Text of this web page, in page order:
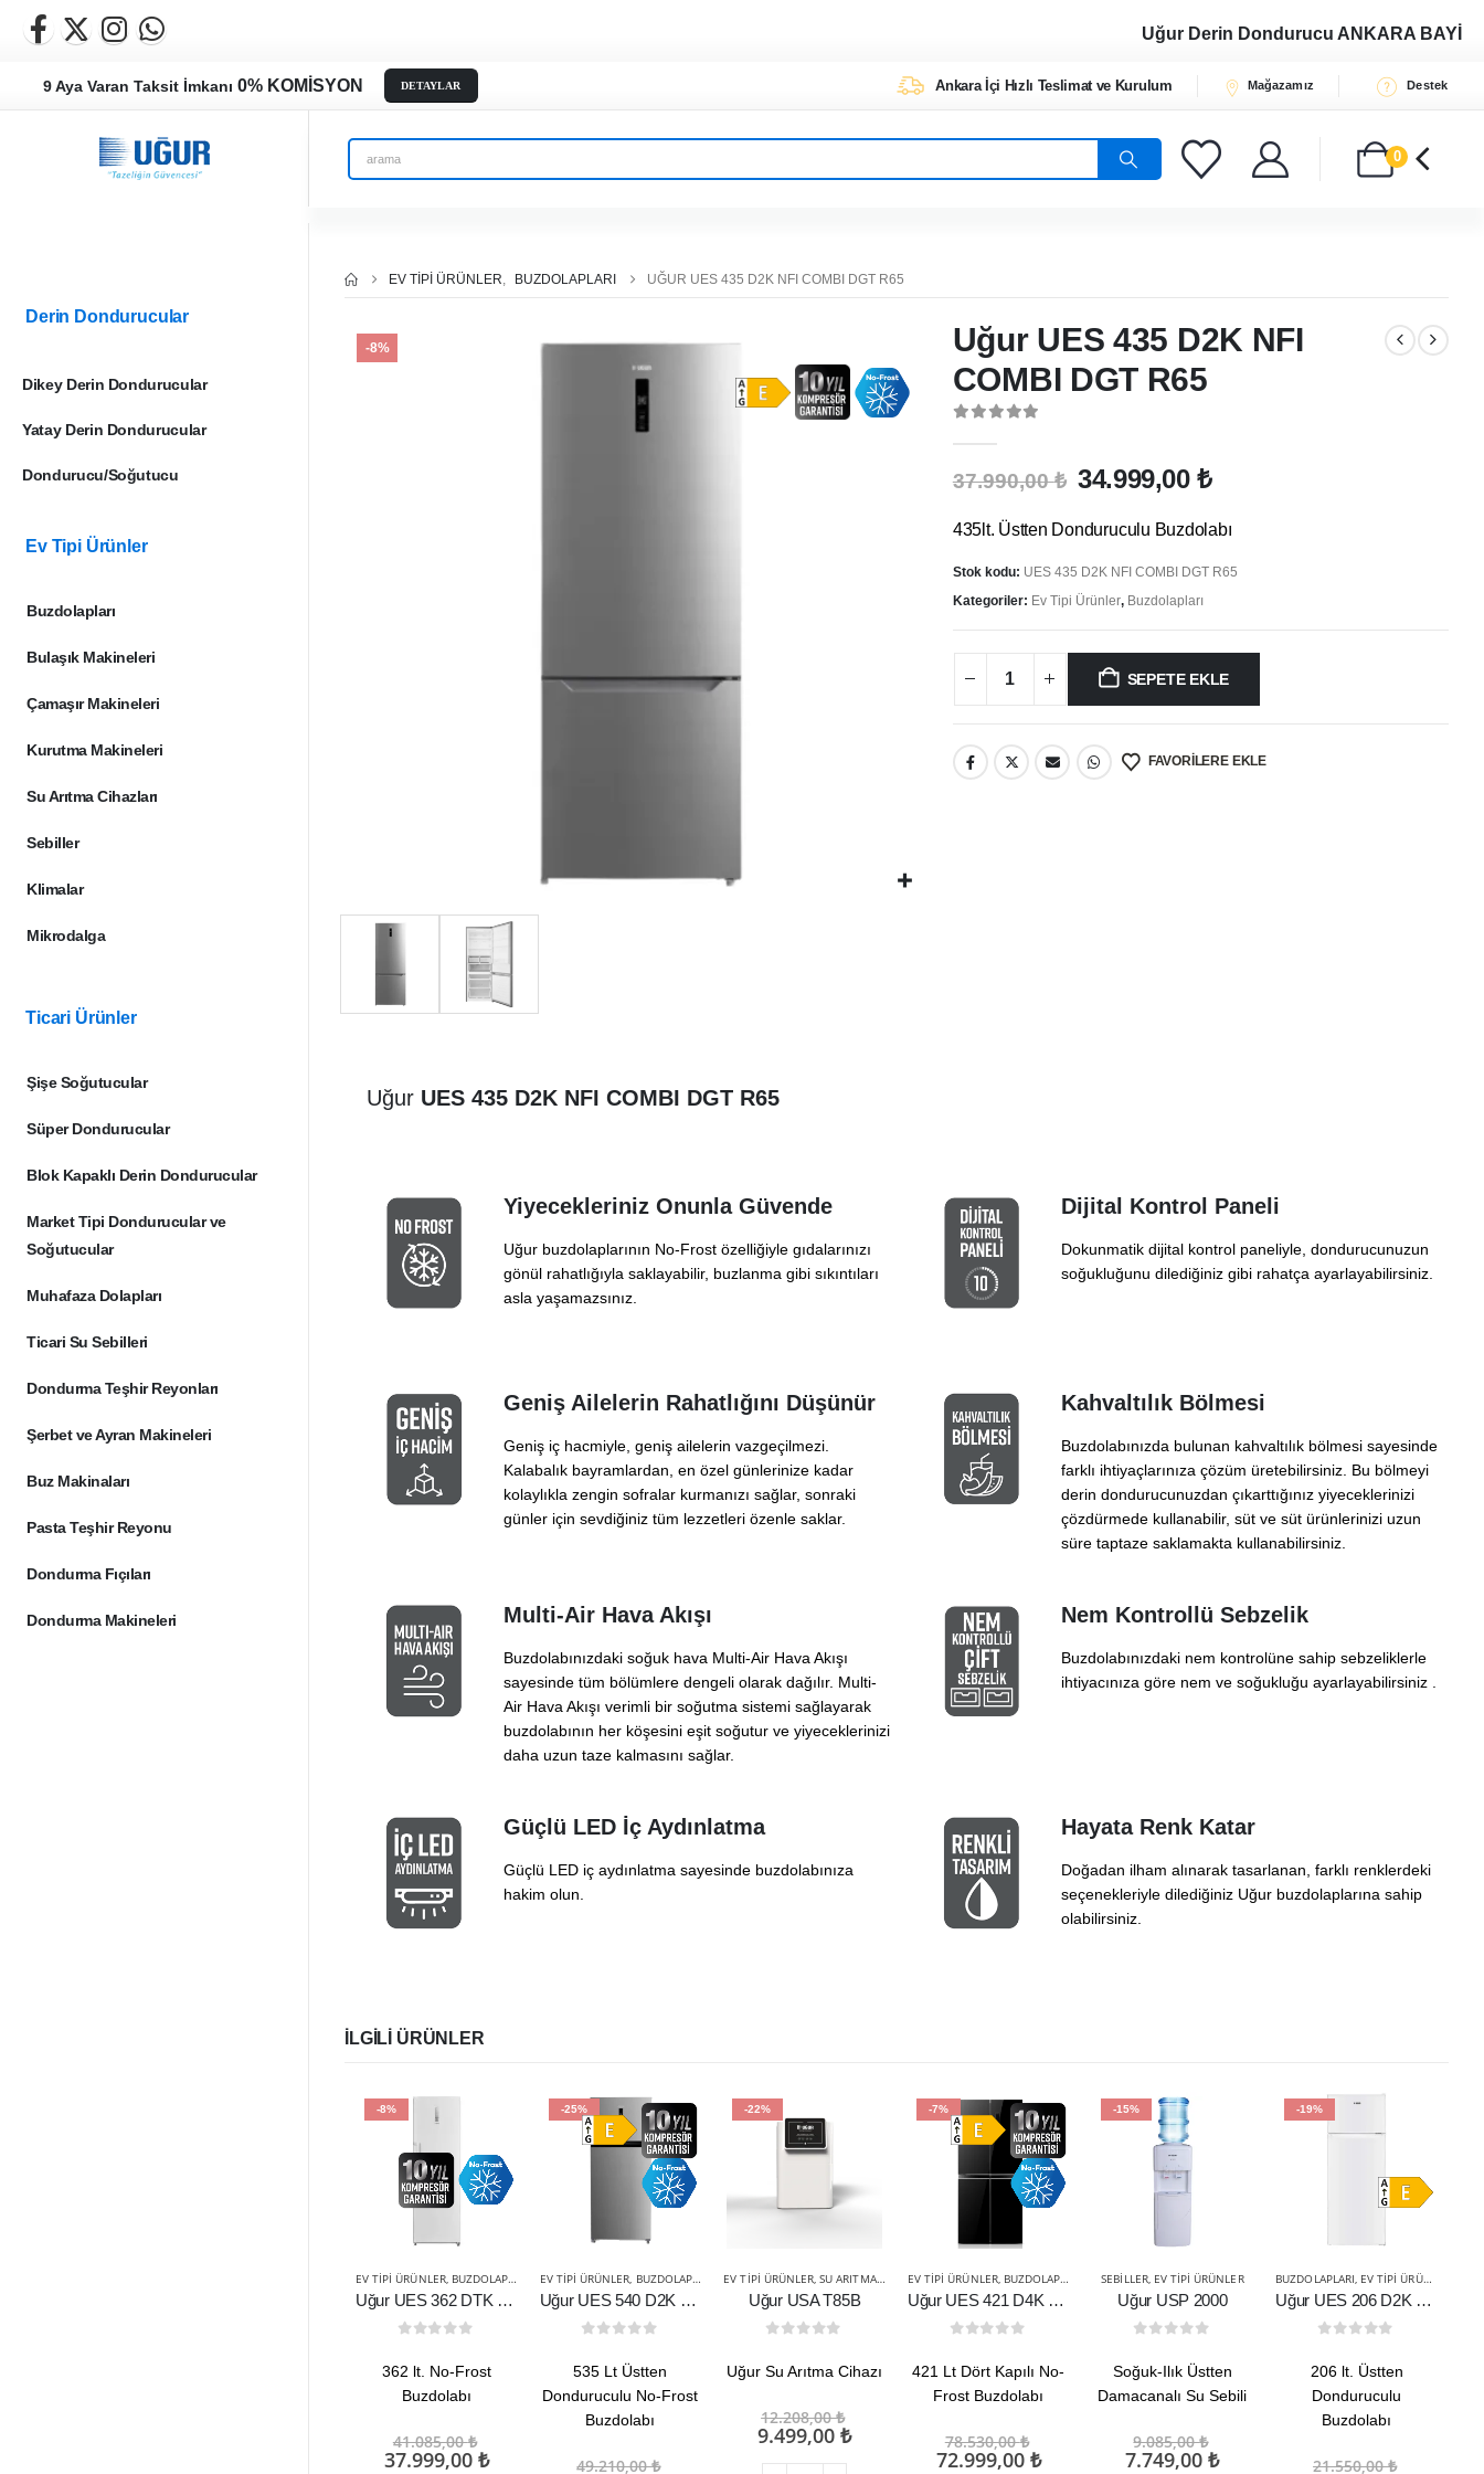
Uğur Derin Dondurucu ANKARA BAYİ
9 Aya Varan Taksit İmkanı 0% KOMİSYON DETAYLAR Ankara İçi Hızlı Teslimat ve Kurulum Mağazamız Destek
0
EV TIPI ÜRÜNLER, BUZDOLAPLARI UĞUR UES 435 D2K NFI COMBI DGT R65
-8%
Uğur UES 435 D2K NFI
COMBI DGT R65
37.990,00₺ Orijinal
37.990,00 ₺.
34.999,00 ₺Şu
fiyat:
435lt. Üstten Donduruculu Buzdolabı
Stok kodu: UES 435 D2K NFI COMBI DGT R65
Kategoriler: Ev Tipi Ürünler, Buzdolapları
SEPETE EKLE
FAVORILERE EKLE
Uğur UES 435 D2K NFI COMBI DGT R65
Yiyecekleriniz Onunla Güvende
Uğur buzdolaplarının No-Frost özelliğiyle gıdalarınızı
gönül rahatlığıyla saklayabilir, buzlanma gibi sıkıntıları
asla yaşamazsınız.
Dijital Kontrol Paneli
Dokunmatik dijital kontrol paneliyle, dondurucunuzun
soğukluğunu dilediğiniz gibi rahatça ayarlayabilirsiniz.
Geniş Ailelerin Rahatlığını Düşünür
Geniş iç hacmiyle, geniş ailelerin vazgeçilmezi.
Kalabalık bayramlardan, en özel günlerinize kadar
kolaylıkla zengin sofralar kurmanızı sağlar, sonraki
günler için sevdiğiniz tüm lezzetleri özenle saklar.
Kahvaltılık Bölmesi
Buzdolabınızda bulunan kahvaltılık bölmesi sayesinde
farklı ihtiyaçlarınıza çözüm üretebilirsiniz. Bu bölmeyi
derin dondurucunuzdan çıkarttığınız yiyeceklerinizi
çözdürmede kullanabilir, süt ve süt ürünlerinizi uzun
süre taptaze saklamakta kullanabilirsiniz.
Multi-Air Hava Akışı
Buzdolabınızdaki soğuk hava Multi-Air Hava Akışı
sayesinde tüm bölümlere dengeli olarak dağılır. Multi-
Air Hava Akışı verimli bir soğutma sistemi sağlayarak
buzdolabının her köşesini eşit soğutur ve yiyeceklerinizi
daha uzun taze kalmasını sağlar.
Nem Kontrollü Sebzelik
Buzdolabınızdaki nem kontrolüne sahip sebzeliklerle
ihtiyacınıza göre nem ve soğukluğu ayarlayabilirsiniz .
Güçlü LED İç Aydınlatma
Güçlü LED iç aydınlatma sayesinde buzdolabınıza
hakim olun.
Hayata Renk Katar
Doğadan ilham alınarak tasarlanan, farklı renklerdeki
seçenekleriyle dilediğiniz Uğur buzdolaplarına sahip
olabilirsiniz.
İLGILI ÜRÜNLER
-8%
EV TIPI ÜRÜNLER, BUZDOLAPLARI
Uğur UES 362 DTK NF DGT R66
362 lt. No-Frost
Buzdolabı
41.085,00₺
fiyat:
37.999,00 ₺Şu
-25%
EV TIPI ÜRÜNLER BUZDOLAPLARI
Uğur UES 540 D2K NFI DGT R65
535 Lt Üstten
Donduruculu No-Frost
Buzdolabı
49.210,00₺
-22%
EV TIPI ÜRÜNLER ,SU ARITMA CIHAZLARI
Uğur USA T85B
Uğur Su Arıtma Cihazı
12.208,00₺
fiyat:
12.208,00 ₺.
9.499,00₺Şu
-7%
EV TIPI ÜRÜNLER, BUZDOLAPLARI
Uğur UES 421 D4K NFSC DGT R65
421 Lt Dört Kapılı No-
Frost Buzdolabı
78.530,00₺
fiyat:
72.999,00 ₺Şu
-15%
SEBILLER, EV TIPI ÜRÜNLER
Uğur USP 2000
Soğuk-Ilık Üstten
Damacanalı Su Sebili
9.085,00₺
fiyat:
7.749,00₺Şu
-19%
BUZDOLAPLARI EV TIPI ÜRÜNLER
Uğur UES 206 D2K R65
206 lt. Üstten
Donduruculu
Buzdolabı
21.550,00₺
Derin Dondurucular
Dikey Derin Dondurucular
Yatay Derin Dondurucular
Dondurucu/Soğutucu
Ev Tipi Ürünler
Buzdolapları
Bulaşık Makineleri
Çamaşır Makineleri
Kurutma Makineleri
Su Arıtma Cihazları
Sebiller
Klimalar
Mikrodalga
Ticari Ürünler
Şişe Soğutucular
Süper Dondurucular
Blok Kapaklı Derin Dondurucular
Market Tipi Dondurucular ve
Soğutucular
Muhafaza Dolapları
Ticari Su Sebilleri
Dondurma Teşhir Reyonları
Şerbet ve Ayran Makineleri
Buz Makinaları
Pasta Teşhir Reyonu
Dondurma Fıçıları
Dondurma Makineleri